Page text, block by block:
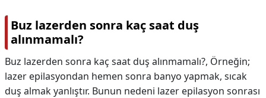
Buz lazerden sonra kaç saat duş
alınmamalı?
Buz lazerden sonra kaç saat duş alınmamalı?, Örneğin;
lazer epilasyondan hemen sonra banyo yapmak, sıcak
duş almak yanlıştır. Bunun nedeni lazer epilasyon sonrası